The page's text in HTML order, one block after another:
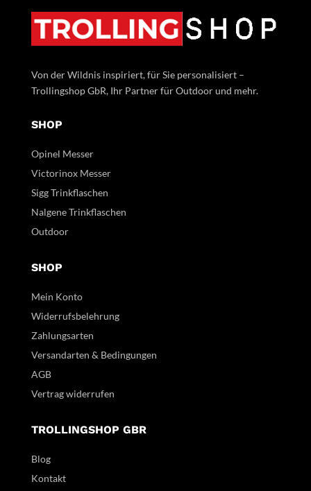
Von der Wildnis inspiriert, für Sie personalisiert –
Trollingshop GbR, Ihr Partner für Outdoor und mehr.
SHOP
Opinel Messer
Victorinox Messer
Sigg Trinkflaschen
Nalgene Trinkflaschen
Outdoor
SHOP
Mein Konto
Widerrufsbelehrung
Zahlungsarten
Versandarten & Bedingungen
AGB
Vertrag widerrufen
TROLLINGSHOP GBR
Blog
Kontakt